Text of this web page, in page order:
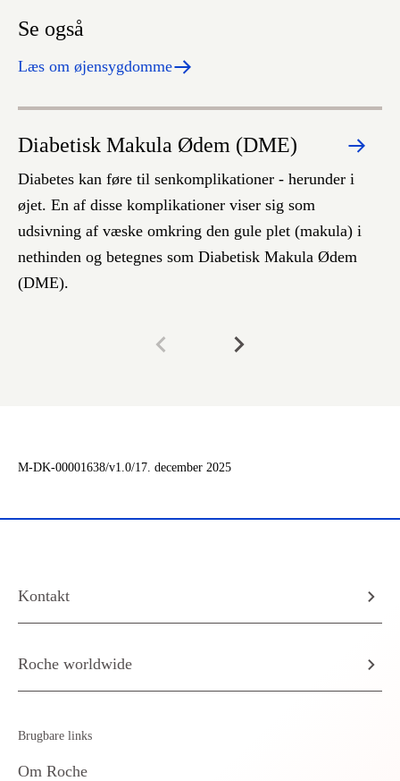
Se også
Læs om øjensygdomme
Diabetisk Makula Ødem (DME)
Diabetes kan føre til senkomplikationer - herunder i
øjet. En af disse komplikationer viser sig som
udsivning af væske omkring den gule plet (makula) i
nethinden og betegnes som Diabetisk Makula Ødem
(DME).
M-DK-00001638/v1.0/17. december 2025
Kontakt
Roche worldwide
Brugbare links
Om Roche